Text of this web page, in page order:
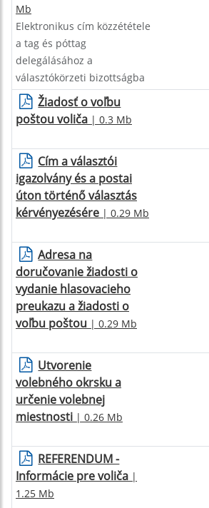
Mb
Elektronikus cím közzététele
a tag és póttag
delegálásához a
választókörzeti bizottságba
Žiadosť o voľbu
poštou voliča | 0.3 Mb
Cím a választói
igazolvány és a postai
úton történő választás
kérvényezésére | 0.29 Mb
Adresa na
doručovanie žiadosti o
vydanie hlasovacieho
preukazu a žiadosti o
voľbu poštou | 0.29 Mb
Utvorenie
volebného okrsku a
určenie volebnej
miestnosti | 0.26 Mb
REFERENDUM -
Informácie pre voliča |
1.25 Mb